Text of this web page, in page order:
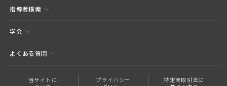
指導者検索
学会
よくある質問
当サイトに
プライバシー
特定商取引法に